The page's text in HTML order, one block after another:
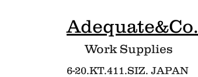
Adequate&Co.
Work Supplies​
6-20.KT.411.SIZ. JAPAN